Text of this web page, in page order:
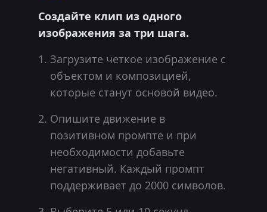
Создайте клип из одного
изображения за три шага.
Загрузите четкое изображение с
объектом и композицией,
которые станут основой видео.
Опишите движение в
позитивном промпте и при
необходимости добавьте
негативный. Каждый промпт
поддерживает до 2000 символов.